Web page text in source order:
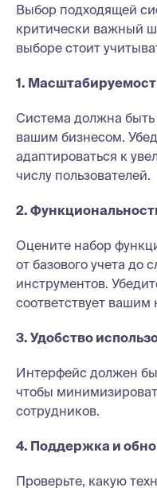
Выбор подходящей
критически важный
выборе стоит
1.
Система должна быть
вашим бизнесом.
адаптироваться к
числу пользователей.
2.
Оцените набор
от базового учета до
инструментов.
соответствует
3. Удобство
Интерфейс должен
чтобы
сотрудников.
4. Поддержка и
Проверьте, какую